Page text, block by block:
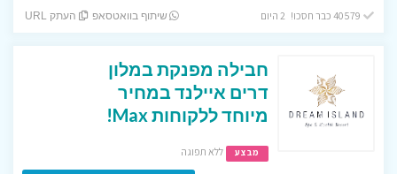
שיתוף בוואטסאפ העתק URL
חבילה מפנקת במלון
דרים איילנד במחיר
מיוחד ללקוחות Max!
מבצע ללא תפוגה